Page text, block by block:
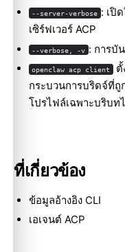
--server-verbose : เปิ
เซิร์ฟเวอร์ ACP
--verbose, -v : การบั
openclaw acp client
กระบวนการบริดจ์ที่ถู
โปรไฟล์เฉพาะบริบท
ที่เกี่ยวข้อง
ข้อมูลอ้างอิง CLI
เอเจนต์ ACP
Molty